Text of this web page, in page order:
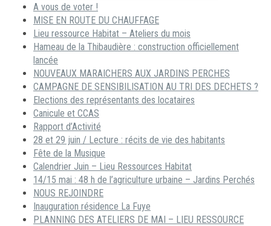
A vous de voter !
MISE EN ROUTE DU CHAUFFAGE
Lieu ressource Habitat – Ateliers du mois
Hameau de la Thibaudière : construction officiellement
lancée
NOUVEAUX MARAICHERS AUX JARDINS PERCHES
CAMPAGNE DE SENSIBILISATION AU TRI DES DECHETS ?
Elections des représentants des locataires
Canicule et CCAS
Rapport d’Activité
28 et 29 juin / Lecture : récits de vie des habitants
Fête de la Musique
Calendrier Juin – Lieu Ressources Habitat
14/15 mai : 48 h de l’agriculture urbaine – Jardins Perchés
NOUS REJOINDRE
Inauguration résidence La Fuye
PLANNING DES ATELIERS DE MAI – LIEU RESSOURCE